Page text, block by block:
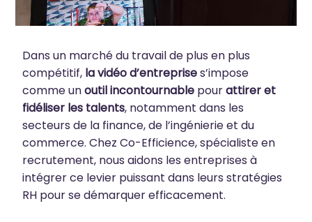
Dans un marché du travail de plus en plus
compétitif, la vidéo d’entreprises’impose
comme unoutil incontournable pourattirer et
fidéliser les talents, notamment dans les
secteurs de la finance, de l’ingénierie et du
commerce. Chez Co-Efficience, spécialiste en
recrutement, nous aidons les entreprises à
intégrer ce levier puissant dans leurs stratégies
RH pour se démarquer efficacement.